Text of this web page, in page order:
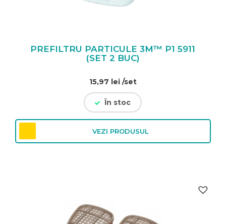
PREFILTRU PARTICULE 3M™ P1 5911
(SET 2 BUC)
15,97 lei /set
În stoc
VEZI PRODUSUL